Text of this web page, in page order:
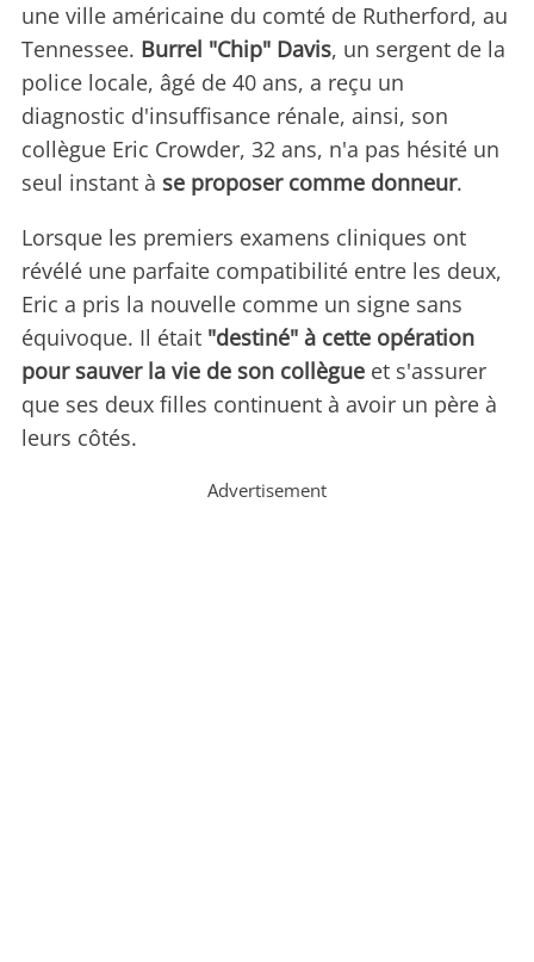
une ville américaine du comté de Rutherford, au
Tennessee. Burrel "Chip" Davis, un sergent de la
police locale, âgé de 40 ans, a reçu un
diagnostic d'insuffisance rénale, ainsi, son
collègue Eric Crowder, 32 ans, n'a pas hésité un
seul instant à se proposer comme donneur.
Lorsque les premiers examens cliniques ont
révélé une parfaite compatibilité entre les deux,
Eric a pris la nouvelle comme un signe sans
équivoque. Il était "destiné" à cette opération
pour sauver la vie de son collègue et s'assurer
que ses deux filles continuent à avoir un père à
leurs côtés.
Advertisement